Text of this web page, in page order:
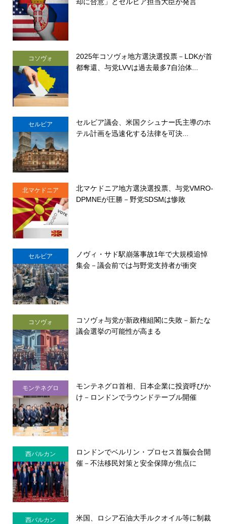
コソヴォ
2025年コソヴォ地方選決選投票－LDKが首
都奪還、与党LVVは過去最多7自治体...
セルビア
セルビア議会、米国クシュナー氏主導のホ
テル計画を迅速化する法律を可決...
北マケドニア
北マケドニア地方選決選投票、与党VMRO-
DPMNEが圧勝－野党SDSMは惨敗
セルビア
ノヴィ・サド駅崩落事故1年で大規模追悼
集会－議会前では与野党支持者が衝突
コソヴォ
コソヴォ与党が新政権組閣に失敗－新たな
議会選挙の可能性が高まる
モンテネグロ
モンテネグロ首相、日本企業に投資呼びか
け－ロンドンでラウンドテーブル開催
西バルカン
ロンドンでベルリン・プロセス首脳会合開
催－不法移民対策と安全保障が焦点に
西バルカン
米国、ロシア石油大手ルクオイル等に制裁